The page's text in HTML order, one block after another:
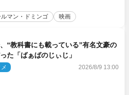
ルマン・ドミンゴ 映画
“教科書にも載っている”有名文豪の
た「ばぁばのじぃじ」
2026/8/9 13:00